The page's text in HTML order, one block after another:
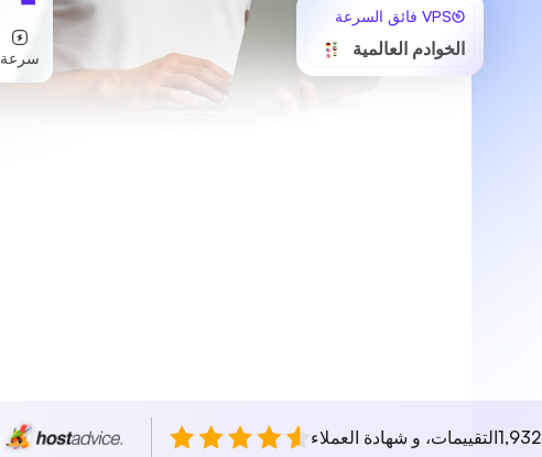
سرعة
VPS فائق السرعة
الخوادم العالمية
1,932التقييمات، و شهادة العملاء